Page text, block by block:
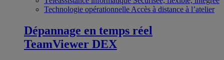
Technologie opérationnelle Accès à distance à l’atelier
Dépannage en temps réel
TeamViewer DEX